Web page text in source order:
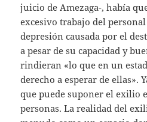
juicio de Amezaga-, había
excesivo trabajo del
depresión causada por el
a pesar de su capacidad y
rindieran «lo que en un
derecho a esperar de ellas».
que puede suponer el exilio
personas. La realidad del